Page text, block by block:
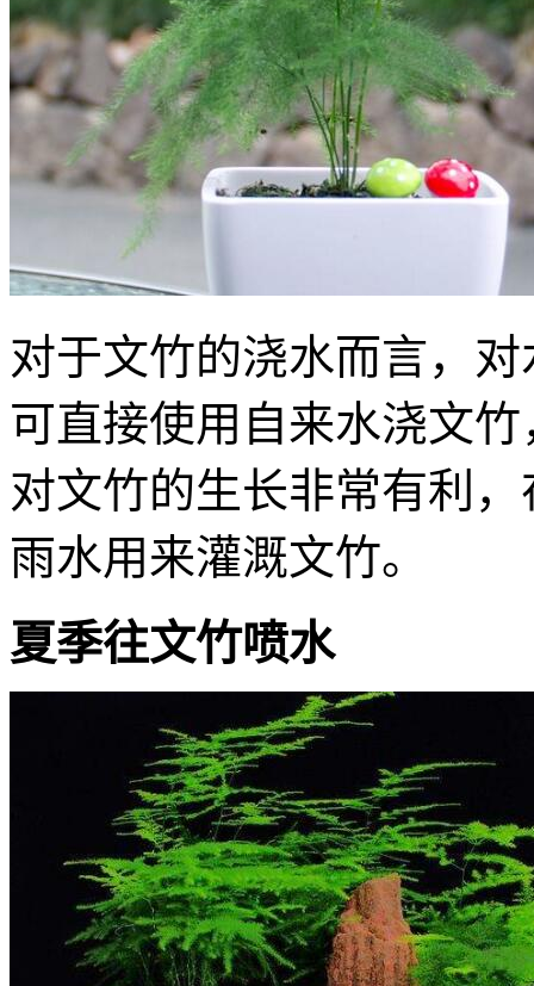
对于文竹的浇水而言，
可直接使用自来水浇文
对文竹的生长非常有利
雨水用来灌溉文竹。
夏季往文竹喷水